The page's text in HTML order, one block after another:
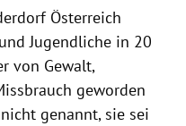
Österreich
Jugendliche in 20
von Gewalt,
geworden
genannt, sie sei